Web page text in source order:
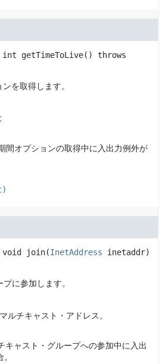
int getTimeToLive() throws
を取得します。
間オプションの取得中に入出力例外が
void join(InetAddress inetaddr)
に参加します。
ルチキャスト・アドレス。
キャスト・グループへの参加中に入出